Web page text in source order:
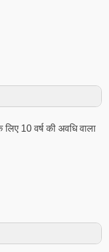
10 वर्ष की अवधि वाला